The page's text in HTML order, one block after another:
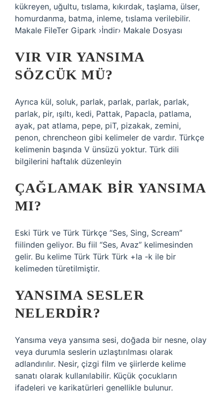
kükreyen, uğultu, tıslama, kıkırdak, taşlama, ülser,
homurdanma, batma, inleme, tıslama verilebilir.
Makale FileTer Gipark ›İndir› Makale Dosyası
VIR VIR YANSIMA
SÖZCÜK MÜ?
Ayrıca kül, soluk, parlak, parlak, parlak, parlak,
parlak, pir, ışıltı, kedi, Pattak, Papacla, patlama,
ayak, pat atlama, pepe, piT, pizakak, zemini,
penon, chrencheon gibi kelimeler de vardır. Türkçe
kelimenin başında V ünsüzü yoktur. Türk dili
bilgilerini haftalık düzenleyin
ÇAĞLAMAK BIR YANSIMA
MI?
Eski Türk ve Türk Türkçe “Ses, Sing, Scream”
fiilinden geliyor. Bu fiil “Ses, Avaz” kelimesinden
gelir. Bu kelime Türk Türk Türk +la -k ile bir
kelimeden türetilmiştir.
YANSIMA SESLER
NELERDIR?
Yansıma veya yansıma sesi, doğada bir nesne, olay
veya durumla seslerin uzlaştırılması olarak
adlandırılır. Nesir, çizgi film ve şiirlerde kelime
sanatı olarak kullanılabilir. Küçük çocukların
ifadeleri ve karikatürleri genellikle bulunur.